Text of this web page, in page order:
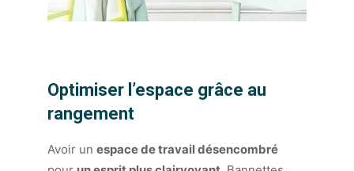
Optimiser l’espace grâce au
rangement
Avoir un espace de travail désencombré